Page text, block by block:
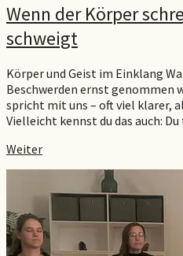
Wenn der Körper
schweigt
Körper und Geist im Einklang
Beschwerden ernst genommen
spricht mit uns – oft viel klarer,
Vielleicht kennst du das auch:
Weiter